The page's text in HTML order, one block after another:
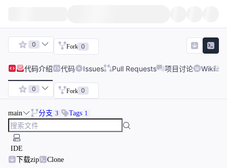
0 Fork 0
代码介绍 代码 Issues Pull Requests 项目讨论 Wiki
0 Fork 0
main 分支 3 Tags 1
IDE
下载zip
Clone